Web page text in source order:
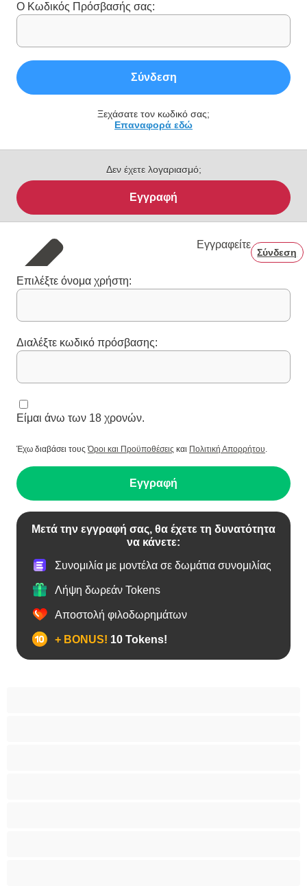
Ο Κωδικός Πρόσβασής σας:
Σύνδεση
Ξεχάσατε τον κωδικό σας;
Επαναφορά εδώ
Δεν έχετε λογαριασμό;
Εγγραφή
Εγγραφείτε
Σύνδεση
Επιλέξτε όνομα χρήστη:
Διαλέξτε κωδικό πρόσβασης:
Είμαι άνω των 18 χρονών.
Έχω διαβάσει τουςΌροι και Προϋποθέσεις και Πολιτική Απορρήτου.
Εγγραφή
Μετά την εγγραφή σας, θα έχετε τη δυνατότητα
να κάνετε:
Συνομιλία με μοντέλα σε δωμάτια συνομιλίας
Λήψη δωρεάν Tokens
Αποστολή φιλοδωρημάτων
+ BONUS! 10 Tokens!